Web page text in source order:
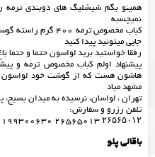
همینو بگم شیشلیگ های دوبندی ترمه
نمیچسبه
کباب مخصوص ترمه
جایی میتونید پیدا کنید
رفقا خواستید برید لواسون حتما و حتما
پیشنهاد اولم کباب مخصوص ترمه و
هاشون هست که از گوشت خود لواسون
مشهد میاد
تهران ، لواسان، نرسيده به ميدان بسيج، پلاك٥٣٢ (توی‌ گوگل هم‌میتونید
تلفن رزرو و سفارش:
۲۶۵۶۵۰۱۲ ٢٦٥٦٥٠١٣ ٠٩١٩٩٣٠٠٦٣٠
باقالی پلو